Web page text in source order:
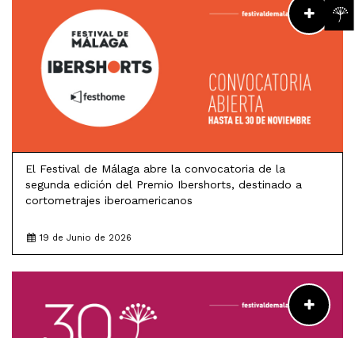
El Festival de Málaga abre la convocatoria de la
segunda edición del Premio Ibershorts, destinado a
cortometrajes iberoamericanos
19 de Junio de 2026